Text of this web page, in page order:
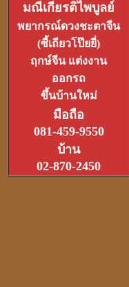
อาจารย์อ๊อดวัดสายไหม
เจ้าตำรับตระกรุดลูกปืน
(1ส.ค.2550)
หลวงหนุ่ย
ที่สุดแห่งเจ้าพิธีเทวาภิเษก
จตุคามราเทพ27 มิ.ย.2550
มณีเกียรติไพบูลย์
พยากรณ์ดวงชะตาจีน
(ซี้เถียวโป๊ยยี่)
ฤกษ์จีน แต่งงาน
ออกรถ
ขึ้นบ้านใหม่
มือถือ
081-459-9550
บ้าน
02-870-2450